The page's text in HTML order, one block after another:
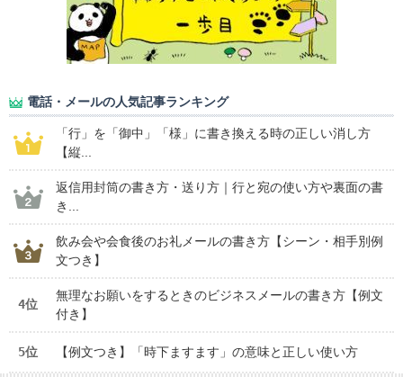
電話・メールの人気記事ランキング
「行」を「御中」「様」に書き換える時の正しい消し方
【縦...
返信用封筒の書き方・送り方｜行と宛の使い方や裏面の書
き...
飲み会や会食後のお礼メールの書き方【シーン・相手別例
文つき】
4位
無理なお願いをするときのビジネスメールの書き方【例文
付き】
5位 【例文つき】「時下ますます」の意味と正しい使い方